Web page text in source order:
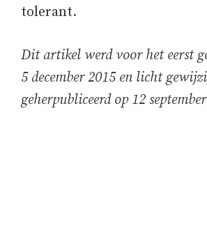
tolerant.
Dit artikel werd voor het eerst
5 december 2015 en licht
geherpubliceerd op 12